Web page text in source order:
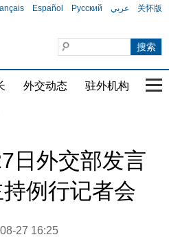
Español Русский عربي 关怀版
外交动态 驻外机构 国
日外交部发言
例行记者会
27 16:25